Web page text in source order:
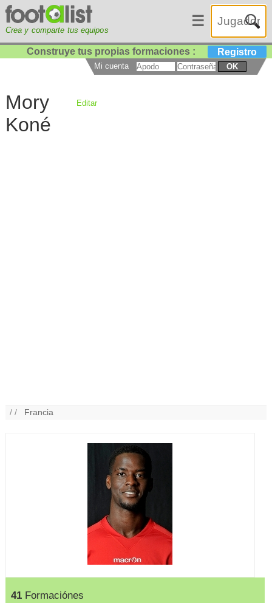
Crea y comparte tus equipos
☰
Construye tus propias formaciones : Registro
Mi cuenta OK
Mory
Koné
Editar
/ / Francia
41 Formaciónes